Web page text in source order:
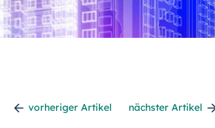
vorheriger Artikel nächster Artikel